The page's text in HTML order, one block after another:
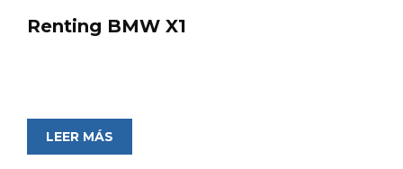
Renting BMW X1
LEER MÁS